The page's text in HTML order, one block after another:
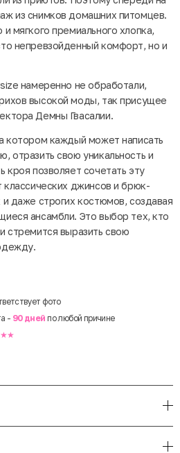
из снимков домашних питомцев.
мягкого премиального хлопка,
непревзойденный комфорт, но и
намеренно не обработали,
высокой моды, так присущее
Демны Гвасалии.
котором каждый может написать
отразить свою уникальность и
кроя позволяет сочетать эту
джинсов и брюк-
даже строгих костюмов, создавая
ансамбли. Это выбор тех, кто
стремится выразить свою
фото
- 90 дней по любой причине